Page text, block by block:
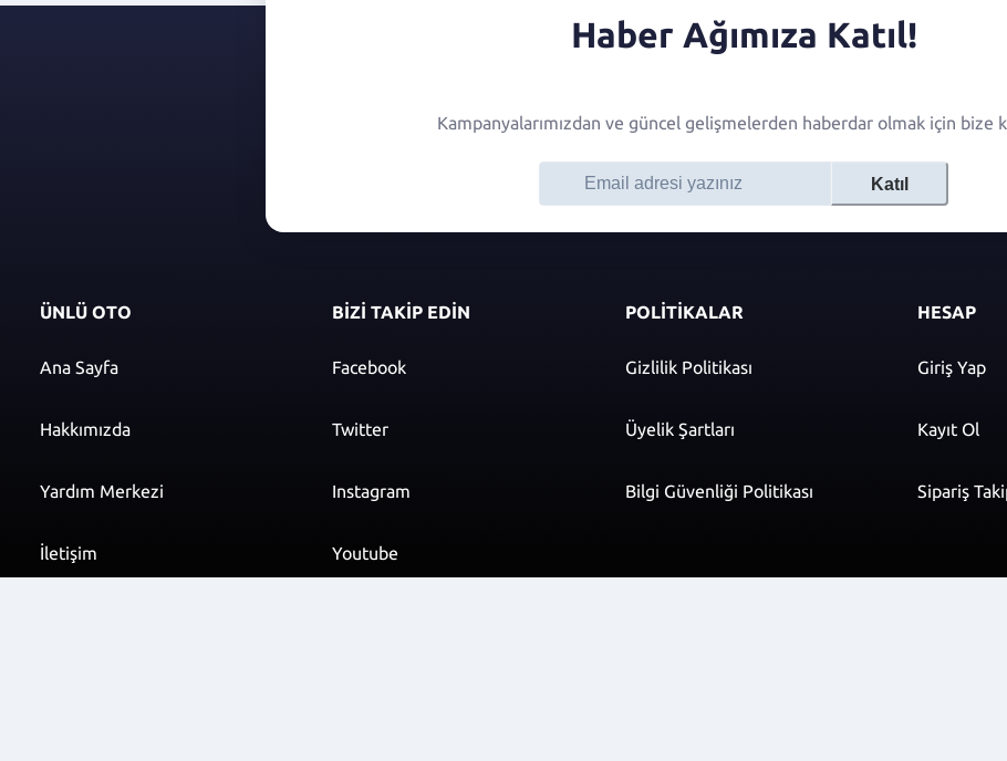
Haber Ağımıza Katıl!
Kampanyalarımızdan ve güncel gelişmelerden haberdar olmak için bize
Katıl
ÜNLÜ OTO
Ana Sayfa
Hakkımızda
Yardım Merkezi
İletişim
BİZİ TAKİP EDİN
Facebook
Twitter
Instagram
Youtube
POLİTİKALAR
Gizlilik Politikası
Üyelik Şartları
Bilgi Güvenliği Politikası
HESAP
Giriş Yap
Kayıt Ol
Sipariş